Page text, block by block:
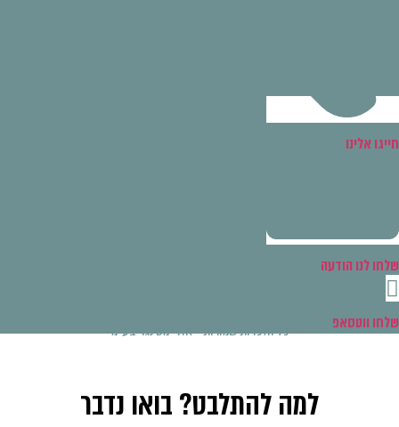
אלינו
לנו הודעה
ווטסאפ כל הזכויות שמורות - אודי מסינגר בע"מ
למה להתלבט? בואו נדבר